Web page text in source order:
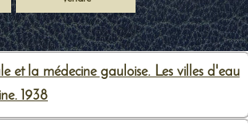
et la médecine gauloise. Les villes d'eau
1938